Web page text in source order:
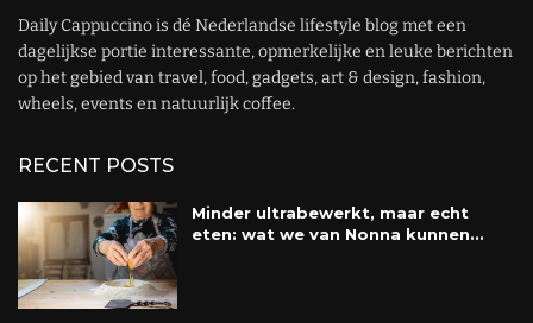
Daily Cappuccino is dé Nederlandse lifestyle blog met een
dagelijkse portie interessante, opmerkelijke en leuke berichten
op het gebied van travel, food, gadgets, art & design, fashion,
wheels, events en natuurlijk coffee.
RECENT POSTS
Minder ultrabewerkt, maar echt
eten: wat we van Nonna kunnen...